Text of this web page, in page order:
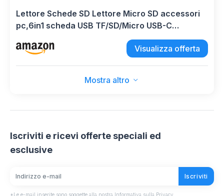
Lettore Schede SD Lettore Micro SD accessori
pc,6in1 scheda USB TF/SD/Micro USB-C
Adattatore OTG lettore sd card Schede Portatile
per Computer/Android Smartphone/Tablet con
Visualizza offerta
Mostra altro
Iscriviti e ricevi offerte speciali ed
esclusive
Iscriviti
*Le e-mail inserite sono soggette alla nostra Informativa sulla Privacy